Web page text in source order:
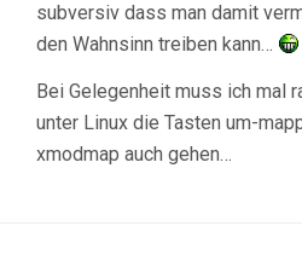
subversiv dass man damit
den Wahnsinn treiben kann…
Bei Gelegenheit muss ich mal
unter Linux die Tasten um-
xmodmap auch gehen…